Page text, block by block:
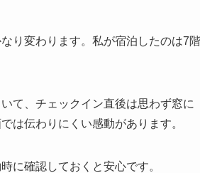
り変わります。私が宿泊したのは7階
て、チェックイン直後は思わず窓に
は伝わりにくい感動があります。
に確認しておくと安心です。